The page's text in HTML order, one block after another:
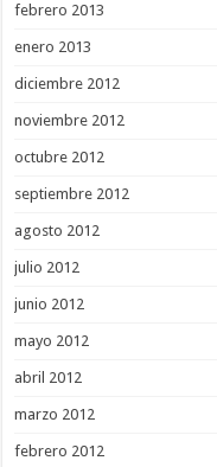
febrero 2013
enero 2013
diciembre 2012
noviembre 2012
octubre 2012
septiembre 2012
agosto 2012
julio 2012
junio 2012
mayo 2012
abril 2012
marzo 2012
febrero 2012